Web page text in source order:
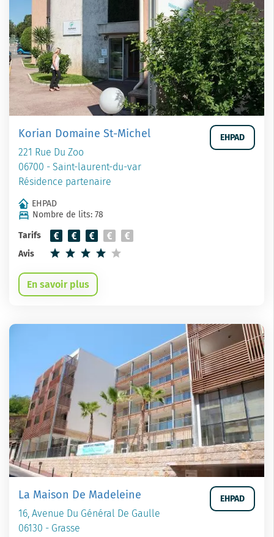
Korian Domaine St-Michel
221 Rue Du Zoo
06700 - Saint-laurent-du-var
Résidence partenaire
EHPAD
EHPAD
Nombre de lits: 78
Tarifs
Avis
En savoir plus
La Maison De Madeleine
16, Avenue Du Général De Gaulle
06130 - Grasse
EHPAD